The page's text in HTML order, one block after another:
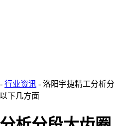
- 行业资讯 - 洛阳宇捷精工分析‌分
下几方面